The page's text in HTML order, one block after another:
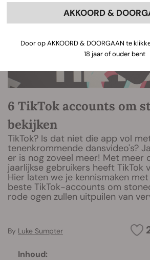
6 TikTok accounts om
bekijken
TikTok? Is dat niet die app vol
tenenkrommende dansvideo's?
er is nog zoveel meer! Met meer
jaarlijkse gebruikers heeft TikTok
Hier laten we je kennismaken
beste TikTok-accounts om
rode ogen zullen uitpuilen van
By Luke Sumpter
Inhoud:
AKKOORD &
Door op AKKOORD & DOORGAAN te
18 jaar of ouder bent